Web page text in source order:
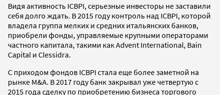
Видя активность ICBPI, серьезные инвесторы не заставили
себя долго ждать. В 2015 году контроль над ICBPI, которой
владела группа мелких и средних итальянских банков,
приобрели фонды, управляемые крупными операторами
частного капитала, такими как Advent International, Bain
Capital и Clessidra.
С приходом фондов ICBPI стала еще более заметной на
рынке M&A. В 2017 году банк закрывал уже четвертую с
2015 года сделку по приобретению бизнеса торгового